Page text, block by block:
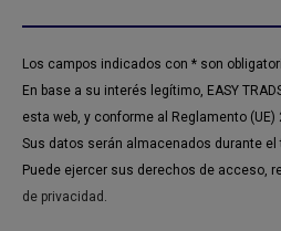
Los campos indicados con * son
En base a su interés legítimo, EASY
esta web, y conforme al Reglamento
Sus datos serán almacenados durante
Puede ejercer sus derechos de acceso,
de privacidad .